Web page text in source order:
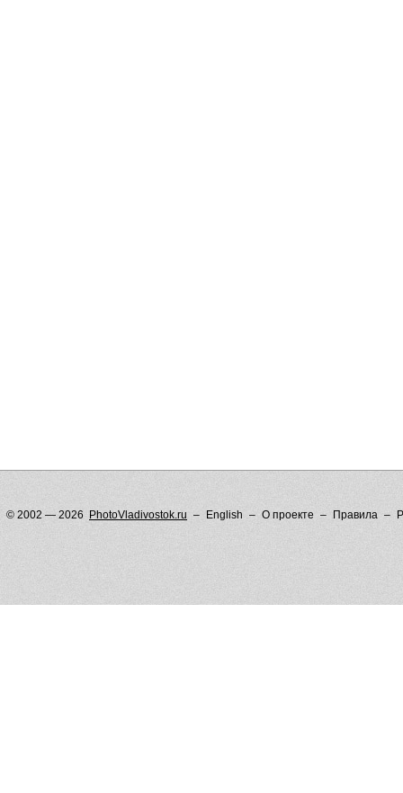
© 2002 — 2026 PhotoVladivostok.ru English О проекте Правила